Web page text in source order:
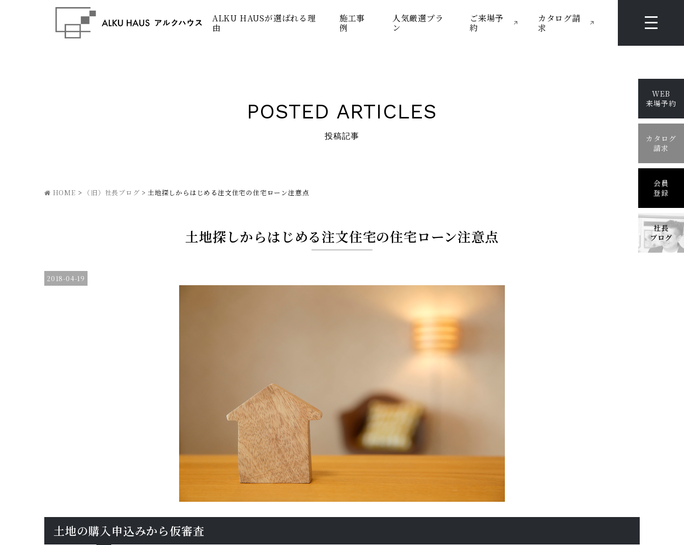
ALKU HAUSが選ばれる理
由
施工事
例
人気厳選プラ
ン
ご来場予
約
カタログ請
求
POSTED ARTICLES
投稿記事
HOME > （旧）社長ブログ >土地探しからはじめる注文住宅の住宅ローン注意点
土地探しからはじめる注文住宅の住宅ローン注意点
2018-04-19
土地の購入申込みから仮審査
WEB
来場予約
カタログ
請求
会員
登録
社長
ブログ